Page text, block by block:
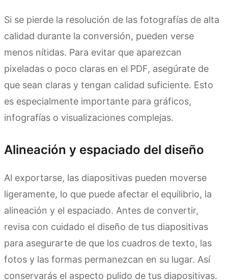
Si se pierde la resolución de las fotografías de alta
calidad durante la conversión, pueden verse
menos nítidas. Para evitar que aparezcan
pixeladas o poco claras en el PDF, asegúrate de
que sean claras y tengan calidad suficiente. Esto
es especialmente importante para gráficos,
infografías o visualizaciones complejas.
Alineación y espaciado del diseño
Al exportarse, las diapositivas pueden moverse
ligeramente, lo que puede afectar el equilibrio, la
alineación y el espaciado. Antes de convertir,
revisa con cuidado el diseño de tus diapositivas
para asegurarte de que los cuadros de texto, las
fotos y las formas permanezcan en su lugar. Así
conservarás el aspecto pulido de tus diapositivas.